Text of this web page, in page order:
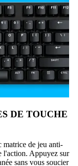
DE TOUCHE
matrice de jeu anti-
l'action. Appuyez sur
sans vous soucier